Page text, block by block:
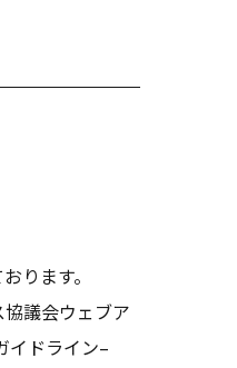
ります。
議会ウェブア
イドライン–